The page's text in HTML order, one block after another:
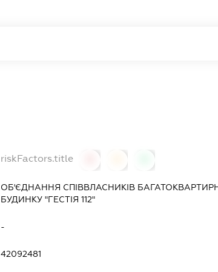
riskFactors.title
ОБ'ЄДНАННЯ СПІВВЛАСНИКІВ
БУДИНКУ "ГЕСТІЯ 112"
-
42092481